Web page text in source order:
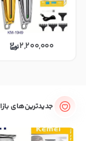
2,200,000
جدیدترین‌های